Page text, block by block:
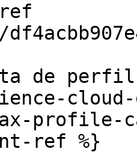
de
ax-profile-
ref %}